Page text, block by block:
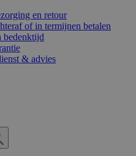
en retour
of in termijnen betalen
bedenktijd
& advies